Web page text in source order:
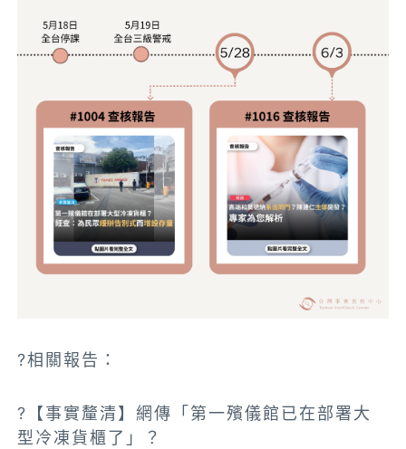
?相關報告：
?【事實釐清】網傳「第一殯儀館已在部署大
型冷凍貨櫃了」？